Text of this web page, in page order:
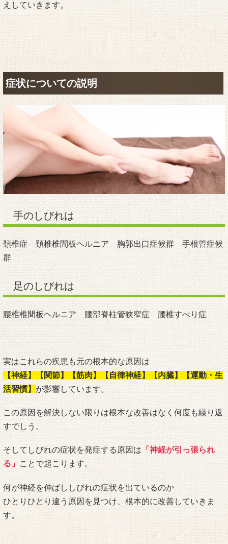
えしていきます。
症状についての説明
手のしびれは
頚椎症 頚椎椎間板ヘルニア 胸郭出口症候群 手根管症候
群
足のしびれは
腰椎椎間板ヘルニア 腰部脊柱管狭窄症 腰椎すべり症
実はこれらの疾患も元の根本的な原因は
【神経】【関節】【筋肉】【自律神経】【内臓】【運動・生
活習慣】 が影響しています。
この原因を解決しない限りは根本な改善はなく何度も繰り返
すでしう。
そしてしびれの症状を発症する原因は 「神経が引っ張られ
る」 ことで起こります。
何が神経を伸ばししびれの症状を出ているのか
ひとりひとり違う原因を見つけ、根本的に改善していきま
す。